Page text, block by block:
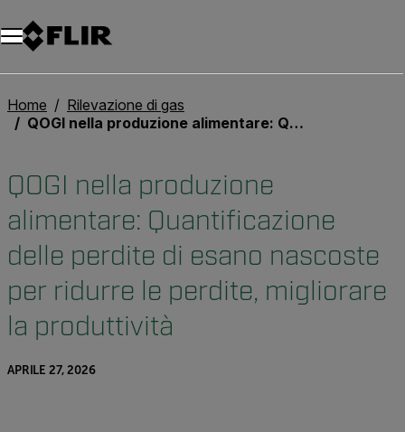
Unread messages
Modello
Rimuovi
articoli
articolo
Aggiungi al carrello
Aggiunto al carrello
Home
Rilevazione di gas
QOGI nella produzione alimentare: Quantificazione delle perdite di esano nascoste per ridurre le perdite, migliorare la produttività
QOGI nella produzione
alimentare: Quantificazione
delle perdite di esano nascoste
per ridurre le perdite, migliorare
la produttività
APRILE 27, 2026